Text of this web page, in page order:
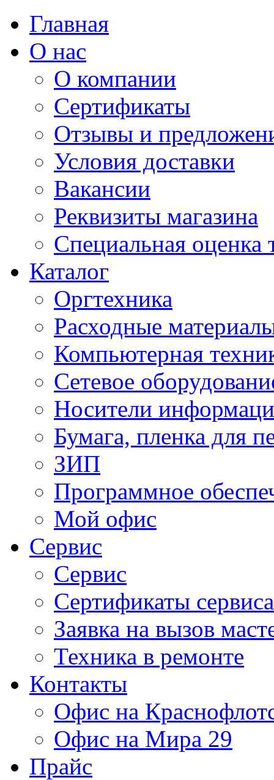
Главная
О нас
О компании
Сертификаты
Отзывы и
Условия доставки
Вакансии
Реквизиты магазина
Специальная оценка
Каталог
Оргтехника
Расходные
Компьютерная
Сетевое
Носители
Бумага, пленка для
ЗИП
Программное
Мой офис
Сервис
Сервис
Сертификаты сервиса
Заявка на вызов
Техника в ремонте
Контакты
Офис на
Офис на Мира 29
Прайс